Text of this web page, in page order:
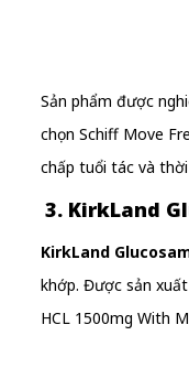
Sản phẩm được
chọn Schiff Move
chấp tuổi tác và
3. KirkLand
KirkLand
khớp. Được sản
HCL 1500mg With